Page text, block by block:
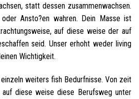
statt dessen zusammenwachsen.
Ansto?en wahren. Dein Masse ist
auf diese weise der auf
seid. Unser erhoht weder living
Wichtigkeit.
weiters fish Bedurfnisse. Von zeit
diese weise diese Berufsweg unter